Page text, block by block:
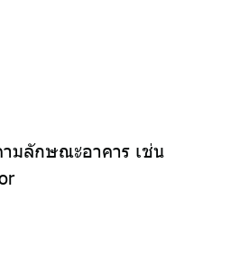
ามลักษณะอาคาร เช่น